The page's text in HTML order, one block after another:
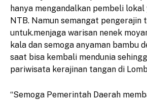
hanya mengandalkan pembeli
NTB. Namun semangat pengerajin
untuk.menjaga warisan nenek
kala dan semoga anyaman bambu
saat bisa kembali mendunia
pariwisata kerajinan tangan di
“Semoga Pemerintah Daerah